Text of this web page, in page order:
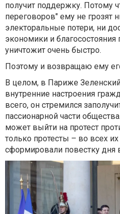
получит поддержку. Потому
переговоров" ему не грозят
электоральные потери, ни
экономики и благосостояния
уничтожит очень быстро.
Поэтому и возвращаю ему
В целом, в Париже
внутренние настроения
всего, он стремился
пассионарной части
может выйти на протест
только протесты – во всех
сформировали повестку дня